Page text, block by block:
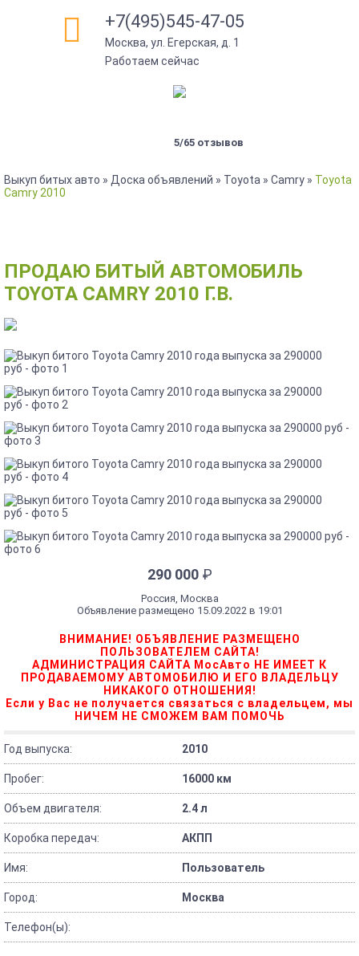
+7(495)545-47-05
Москва, ул. Егерская, д. 1
Работаем сейчас
5/65 отзывов
Выкуп битых авто » Доска объявлений » Toyota » Camry » Toyota
Camry 2010
ПРОДАЮ БИТЫЙ АВТОМОБИЛЬ
TOYOTA CAMRY 2010 Г.В.
290 000 ₽
Россия, Москва
Объявление размещено 15.09.2022 в 19:01
ВНИМАНИЕ! ОБЪЯВЛЕНИЕ РАЗМЕЩЕНО
ПОЛЬЗОВАТЕЛЕМ САЙТА!
АДМИНИСТРАЦИЯ САЙТА МосАвто НЕ ИМЕЕТ К
ПРОДАВАЕМОМУ АВТОМОБИЛЮ И ЕГО ВЛАДЕЛЬЦУ
НИКАКОГО ОТНОШЕНИЯ!
Если у Вас не получается связаться с владельцем, мы
НИЧЕМ НЕ СМОЖЕМ ВАМ ПОМОЧЬ
Год выпуска: 2010
Пробег: 16000 км
Объем двигателя: 2.4 л
Коробка передач: АКПП
Имя: Пользователь
Город: Москва
Телефон(ы):